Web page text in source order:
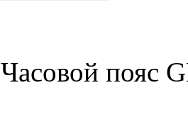
Часовой пояс